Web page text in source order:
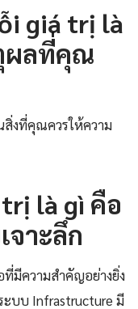
giá trị là
ผลที่คุณ
สิ่งที่คุณควรให้ความ
là gì คือ
จาะลึก
ที่มีความสำคัญอย่างยิ่ง
ะบบ Infrastructure มี